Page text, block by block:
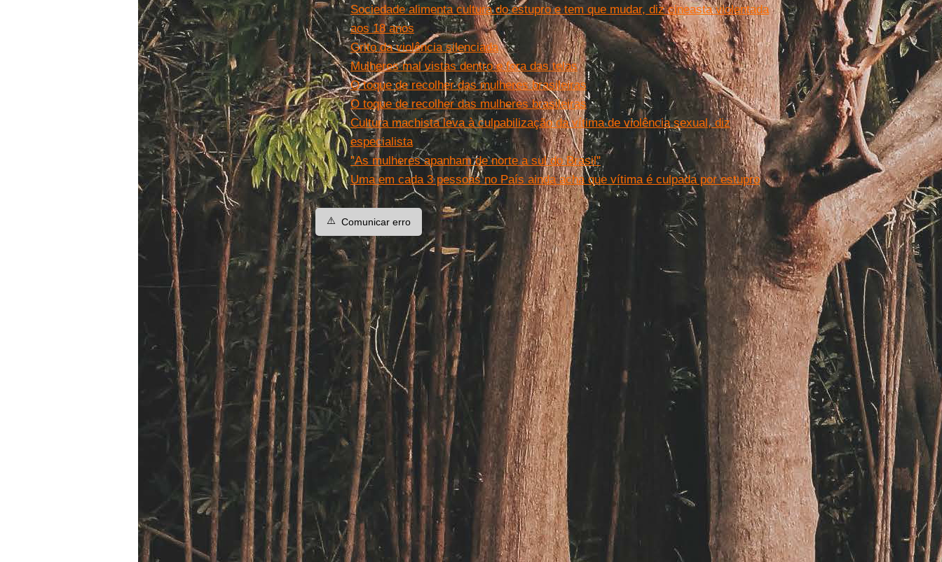
Sociedade alimenta cultura do estupro e tem que mudar, diz cineasta violentada
aos 18 anos
Grito da violência silenciada
Mulheres mal vistas dentro e fora das telas
O toque de recolher das mulheres brasileiras
O toque de recolher das mulheres brasileiras
Cultura machista leva à culpabilização da vítima de violência sexual, diz
especialista
"As mulheres apanham de norte a sul do Brasil"
Uma em cada 3 pessoas no País ainda acha que vítima é culpada por estupro
⚠️ Comunicar erro